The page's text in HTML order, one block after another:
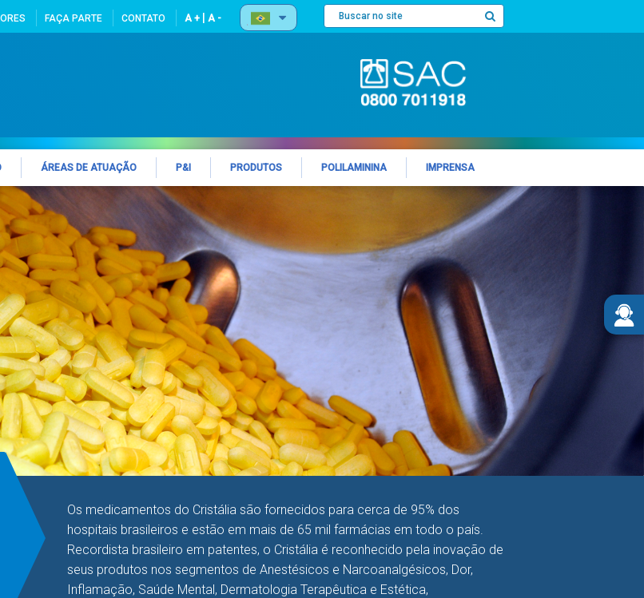
FAÇA PARTE CONTATO A + A -
ÁREAS DE ATUAÇÃO P&I PRODUTOS POLILAMININA IMPRENSA
Os medicamentos do Cristália são fornecidos para cerca de 95% dos
hospitais brasileiros e estão em mais de 65 mil farmácias em todo o país.
Recordista brasileiro em patentes, o Cristália é reconhecido pela inovação de
seus produtos nos segmentos de Anestésicos e Narcoanalgésicos, Dor,
Inflamação, Saúde Mental, Dermatologia Terapêutica e Estética,